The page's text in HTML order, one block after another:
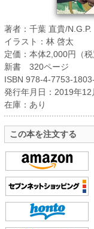
著者：千葉 直貴/N.G.P.
イラスト：林 啓太
定価：本体2,000円（税
新書 320ページ
ISBN 978-4-7753-
発行年月日：2019年12
在庫：あり
この本を注文する